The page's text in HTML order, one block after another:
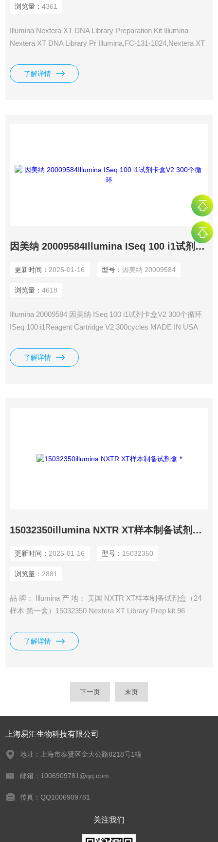
浏览量： 4361
Illumina Nextera XT DNA Library Preparation Kit Illumina
Nextera XT DNA Library Pr Illumina,FC-131-1024,Nextera XT
MADE IN USA 产 地： 美国
了解详情
因美纳 20009584Illumina ISeq 100 i1试剂卡盒V2 300个循环
更新时间： 2025-01-16 型号： 因美纳 20009584
浏览量： 4618
Illumina 20009584 因美纳 ISeq 100 i1试剂卡盒V2 300个循环
ISeq 100 i1Reagent Cartridge V2 300cycles MADE IN USA
司： Illumina, Inc.
了解详情
15032350illumina NXTR XT样本制备试剂盒 *
更新时间： 2025-01-16 型号： 15032350
浏览量： 2881
品 牌： Illumina 产 地： 美国 NXTR XT样本制备试剂盒（24
样本 第一盒）15032350 Nextera XT Library Prep kit 96
A 96标签 192样本）15052163 illumina NXTR XT样本制备试剂
盒 *
了解详情
下一页 末页
上海易汇生物科技有限公司
地址：上海市奉贤区金大公路8218号1幢
邮箱：1006909781@qq.com
传真：QQ1006909781
关注我们